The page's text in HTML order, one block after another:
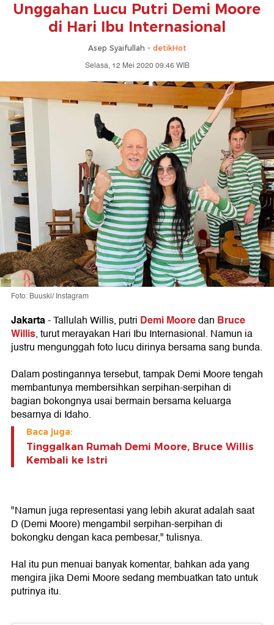
Unggahan Lucu Putri Demi Moore
di Hari Ibu Internasional
Asep Syaifullah - detikHot
Selasa, 12 Mei 2020 09:46 WIB
Foto: Buuski/ Instagram
Jakarta-Tallulah Willis, putri Demi Mooredan Bruce
Willis, turut merayakan Hari Ibu Internasional. Namun ia
justru mengunggah foto lucu dirinya bersama sang bunda.
Dalam postingannya tersebut, tampak Demi Moore tengah
membantunya membersihkan serpihan-serpihan di
bagian bokongnya usai bermain bersama keluarga
besarnya di Idaho.
Baca juga:
Tinggalkan Rumah Demi Moore, Bruce Willis
Kembali ke Istri
"Namun juga representasi yang lebih akurat adalah saat
D (Demi Moore) mengambil serpihan-serpihan di
bokongku dengan kaca pembesar," tulisnya.
Hal itu pun menuai banyak komentar, bahkan ada yang
mengira jika Demi Moore sedang membuatkan tato untuk
putrinya itu.